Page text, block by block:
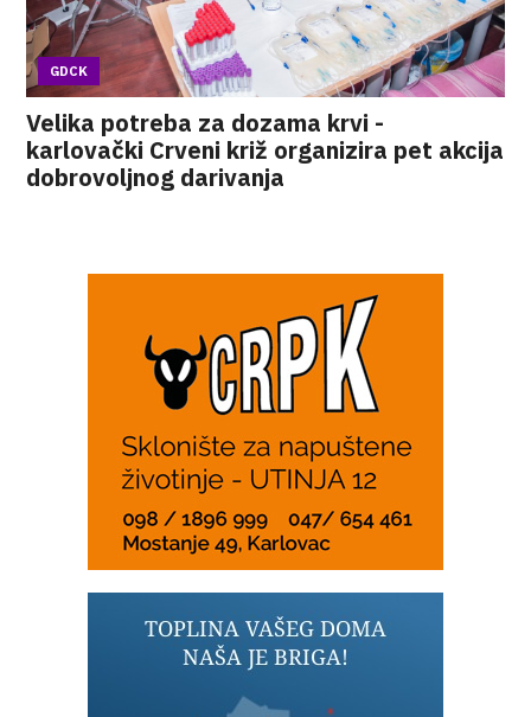
GDCK
Velika potreba za dozama krvi -
karlovački Crveni križ organizira pet akcija
dobrovoljnog darivanja